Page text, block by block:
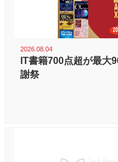
2026.08.04
IT書籍700点超が最大
謝祭